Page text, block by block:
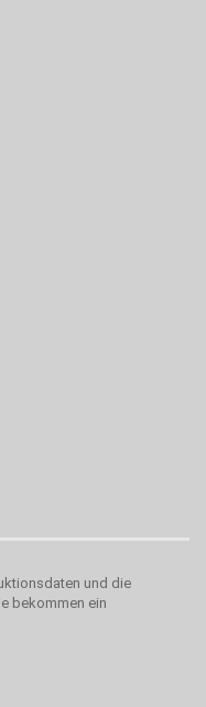
und die
bekommen ein